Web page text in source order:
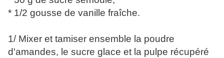
* 1/2 gousse de vanille fraîche.
1/ Mixer et tamiser ensemble la poudre
d'amandes, le sucre glace et la pulpe récupéré